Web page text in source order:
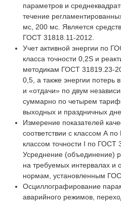
параметров и
течение
мс, 200 мс. Является
ГОСТ 31818.11-2012.
Учет активной энергии по
класса точности 0,2S и
методикам ГОСТ 31819.23-
0,5, а также энергии потерь
и «отдачи» по двум
суммарно по четырем
выходных и праздничных
Измерение показателей
соответствии с классом А
классом точности I по ГОСТ
Усреднение (объединение)
на требуемых интервалах и
нормам, установленным
Осциллографирование
аварийного режимов,